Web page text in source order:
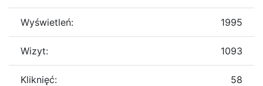
Wyświetleń: 1995
Wizyt: 1093
Kliknięć: 58